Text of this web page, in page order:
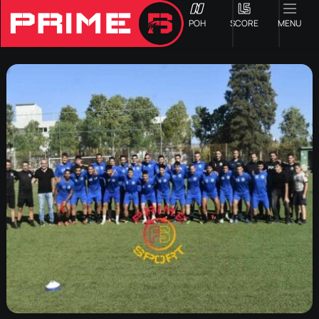
ΡΟΗ SCORE MENU
ΟΦΗ
Γ ΕΘΝΙΚΗ
Α1 ΕΠΣΗ
Α2 ΕΠΣΗ
Β1 ΕΠΣΗ
Β2 ΕΠΣΗ